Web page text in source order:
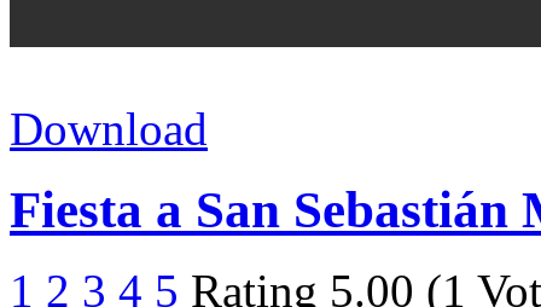
Download
Fiesta a San
1 2 3 4 5 Rating 5.00 (1